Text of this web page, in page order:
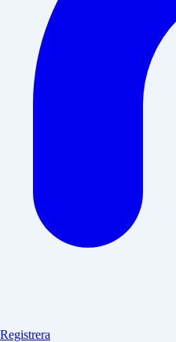
Registrera